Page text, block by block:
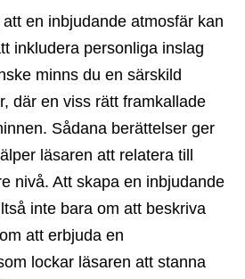
en inbjudande atmosfär kan
inkludera personliga inslag
minns du en särskild
där en viss rätt framkallade
Sådana berättelser ger
läsaren att relatera till
nivå. Att skapa en inbjudande
inte bara om att beskriva
att erbjuda en
lockar läsaren att stanna